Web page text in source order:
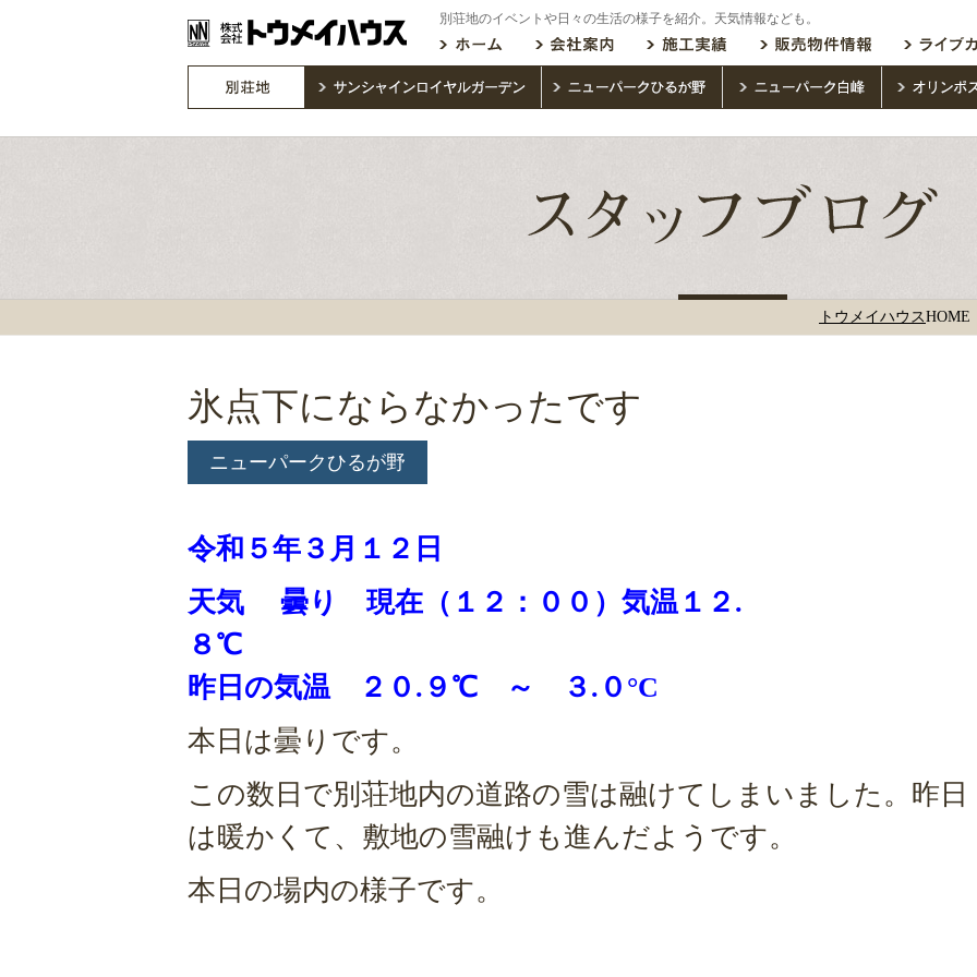
別荘地のイベントや日々の生活の様子を紹介。天気情報なども。
トウメイハウスHOME
氷点下にならなかったです
ニューパークひるが野
令和５年３ 月１２ 日
天気 曇り 現在（１２ ：００） 気温１２.
８℃
昨日の気温 ２０.９℃ ～ ３.０°C
本日は曇りです。
この数日で別荘地内の道路の雪は融けてしまいました。昨日
は暖かくて、敷地の雪融けも進んだようです。
本日の場内の様子です。